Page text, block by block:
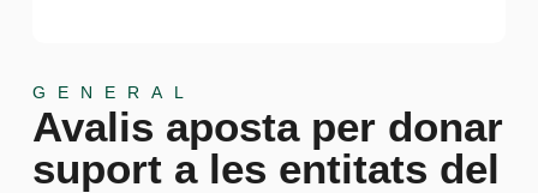
GENERAL
Avalis aposta per donar
suport a les entitats del